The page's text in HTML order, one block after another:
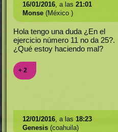
16/01/2016, a las 21:01
Monse(México )
Hola tengo una duda ¿En el
ejercicio número 11 no da 25?.
¿Qué estoy haciendo mal?
+ 2
12/01/2016, a las 18:23
Genesis(coahuila)